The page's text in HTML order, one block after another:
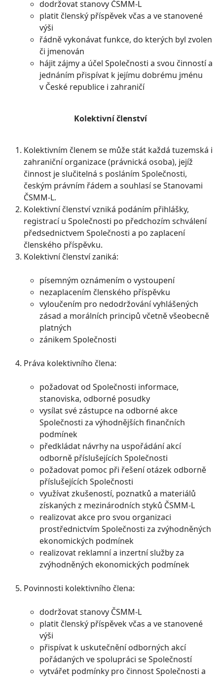
dodržovat stanovy ČSMM-L
platit členský příspěvek včas a ve stanovené
výši
řádně vykonávat funkce, do kterých byl zvolen
či jmenován
hájit zájmy a účel Společnosti a svou činností a
jednáním přispívat k jejímu dobrému jménu
v České republice i zahraničí
Kolektivní členství
Kolektivním členem se může stát každá tuzemská i
zahraniční organizace (právnická osoba), jejíž
činnost je slučitelná s posláním Společnosti,
českým právním řádem a souhlasí se Stanovami
ČSMM-L.
Kolektivní členství vzniká podáním přihlášky,
registrací u Společnosti po předchozím schválení
předsednictvem Společnosti a po zaplacení
členského příspěvku.
Kolektivní členství zaniká:
písemným oznámením o vystoupení
nezaplacením členského příspěvku
vyloučením pro nedodržování vyhlášených
zásad a morálních principů včetně všeobecně
platných
zánikem Společnosti
Práva kolektivního člena:
požadovat od Společnosti informace,
stanoviska, odborné posudky
vysílat své zástupce na odborné akce
Společnosti za výhodnějších finančních
podmínek
předkládat návrhy na uspořádání akcí
odborně příslušejících Společnosti
požadovat pomoc při řešení otázek odborně
příslušejících Společnosti
využívat zkušeností, poznatků a materiálů
získaných z mezinárodních styků ČSMM-L
realizovat akce pro svou organizaci
prostřednictvím Společnosti za zvýhodněných
ekonomických podmínek
realizovat reklamní a inzertní služby za
zvýhodněných ekonomických podmínek
Povinnosti kolektivního člena:
dodržovat stanovy ČSMM-L
platit členský příspěvek včas a ve stanovené
výši
přispívat k uskutečnění odborných akcí
pořádaných ve spolupráci se Společností
vytvářet podmínky pro činnost Společnosti a